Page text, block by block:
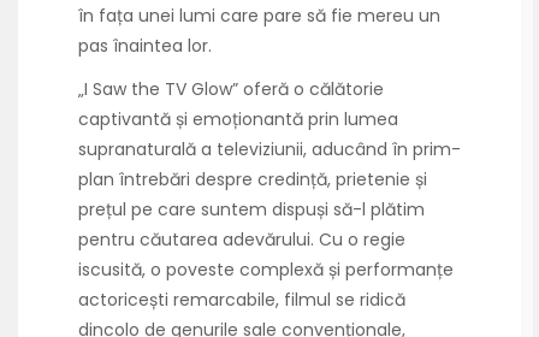
în fața unei lumi care pare să fie mereu un
pas înaintea lor.
„I Saw the TV Glow” oferă o călătorie
captivantă și emoționantă prin lumea
supranaturală a televiziunii, aducând în prim-
plan întrebări despre credință, prietenie și
prețul pe care suntem dispuși să-l plătim
pentru căutarea adevărului. Cu o regie
iscusită, o poveste complexă și performanțe
actoricești remarcabile, filmul se ridică
dincolo de genurile sale convenționale,